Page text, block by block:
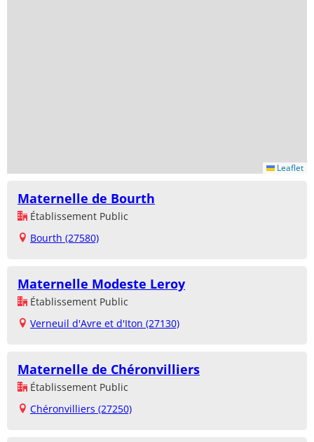
Leaflet
Maternelle de Bourth
Établissement Public
Bourth (27580)
Maternelle Modeste Leroy
Établissement Public
Verneuil d'Avre et d'Iton (27130)
Maternelle de Chéronvilliers
Établissement Public
Chéronvilliers (27250)